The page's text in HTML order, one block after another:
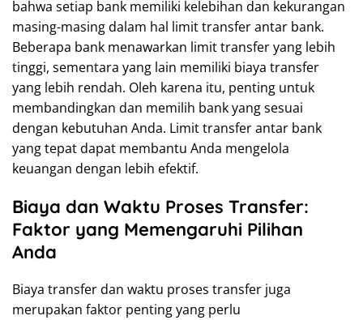
bahwa setiap bank memiliki kelebihan dan kekurangan
masing-masing dalam hal limit transfer antar bank.
Beberapa bank menawarkan limit transfer yang lebih
tinggi, sementara yang lain memiliki biaya transfer
yang lebih rendah. Oleh karena itu, penting untuk
membandingkan dan memilih bank yang sesuai
dengan kebutuhan Anda. Limit transfer antar bank
yang tepat dapat membantu Anda mengelola
keuangan dengan lebih efektif.
Biaya dan Waktu Proses Transfer:
Faktor yang Memengaruhi Pilihan
Anda
Biaya transfer dan waktu proses transfer juga
merupakan faktor penting yang perlu